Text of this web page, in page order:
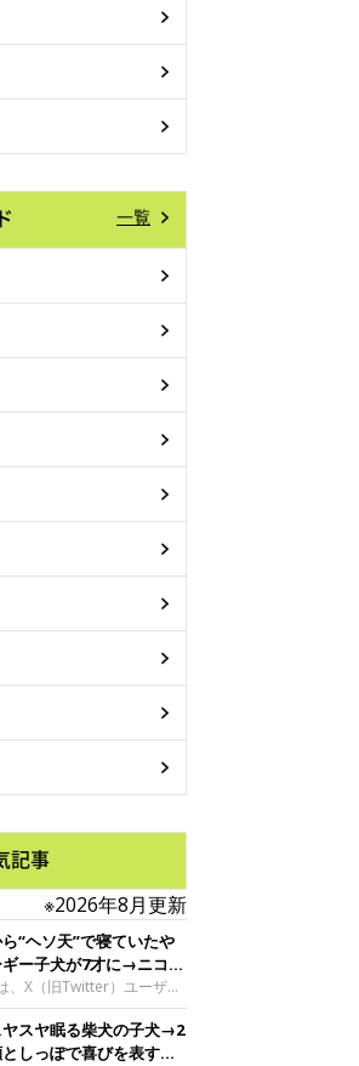
一覧
記事
※2026年8月更新
“ヘソ天”で寝ていたや
ー子犬が7才に→ニコニ
マイル”が魅力のコに成
、X（旧Twitter）ユーザー
さんの愛犬でウェル
・ペンブロークの神楽ちゃ
7才になるという神楽ちゃ
スヤ眠る柴犬の子犬→2
しっぽで喜びを表すコ